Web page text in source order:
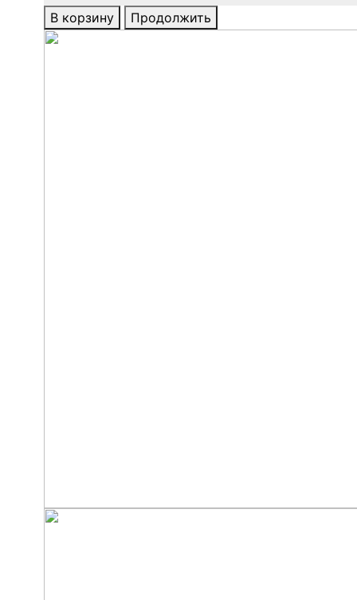
В корзину Продолжить